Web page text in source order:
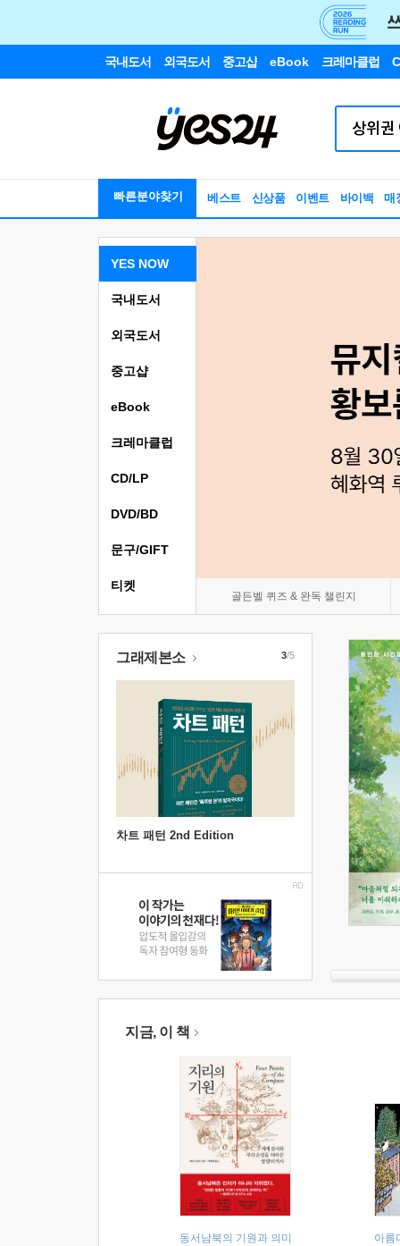
국내도서 외국도서 중고샵 eBook 크레마클럽
빠른분야찾기 베스트 신상품 이벤트 바이백 매
YES NOW
골든벨 퀴즈 & 완독 챌린지
국내도서
외국도서
중고샵
eBook
크레마클럽
CD/LP
DVD/BD
문구/GIFT
티켓
그래제본소
차트 패턴 2nd Edition
3/5
지금, 이 책
동서남북의 기원과 의미 아름